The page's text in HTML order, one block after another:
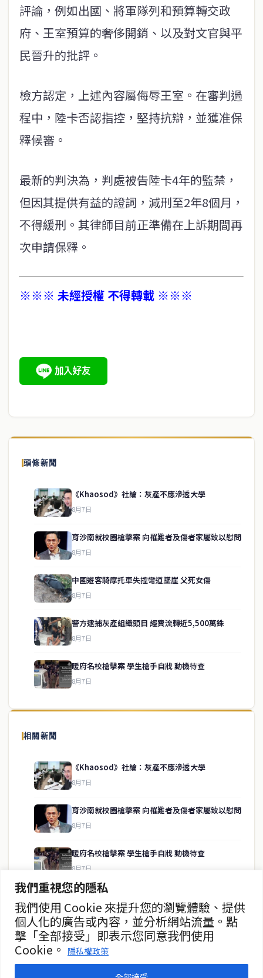
我們重視您的隱私
我們使用 Cookie 來提升您的瀏覽體驗、提供
個人化的廣告或內容，並分析網站流量。點
擊「全部接受」即表示您同意我們使用
Cookie。
隱私權政策
評論，例如出國、將軍隊列和預算轉交政
府、王室預算的奢侈開銷、以及對文官與平
民晉升的批評。
檢方認定，上述內容屬侮辱王室。在審判過
程中，陸卡否認指控，堅持抗辯，並獲准保
釋候審。
最新的判決為，判處被告陸卡4年的監禁，
但因其提供有益的證詞，減刑至2年8個月，
不得緩刑。其律師目前正準備在上訴期間再
次申請保釋。
※※※ 未經授權 不得轉載 ※※※
頭條新聞
《Khaosod》社論：灰產不應滲透大學
8月7日
育沙南就校園槍擊案 向罹難者及傷者家屬致以慰問
8月7日
中國遊客騎摩托車失控彎道墜崖 父死女傷
8月7日
警方逮捕灰產組織頭目 經費流轉近5,500萬銖
8月7日
暖府名校槍擊案 學生槍手自戕 動機待查
8月7日
相關新聞
《Khaosod》社論：灰產不應滲透大學
8月7日
育沙南就校園槍擊案 向罹難者及傷者家屬致以慰問
8月7日
暖府名校槍擊案 學生槍手自戕 動機待查
8月7日
暖武里名校發生槍擊案 2死15傷
8月7日
泰緬商務論壇2026 目標120億美元
8月7日
關於我們
泰國中文新聞（TCN）是一家總部設於曼谷的中文新聞媒體，致力於
供即時、客觀、多元的中文新聞內容。
房地產
聯絡資訊
歡迎來信洽詢合作事宜
或提供新聞線索
service@thaichinesenews.com
service@thaichinesenews.com